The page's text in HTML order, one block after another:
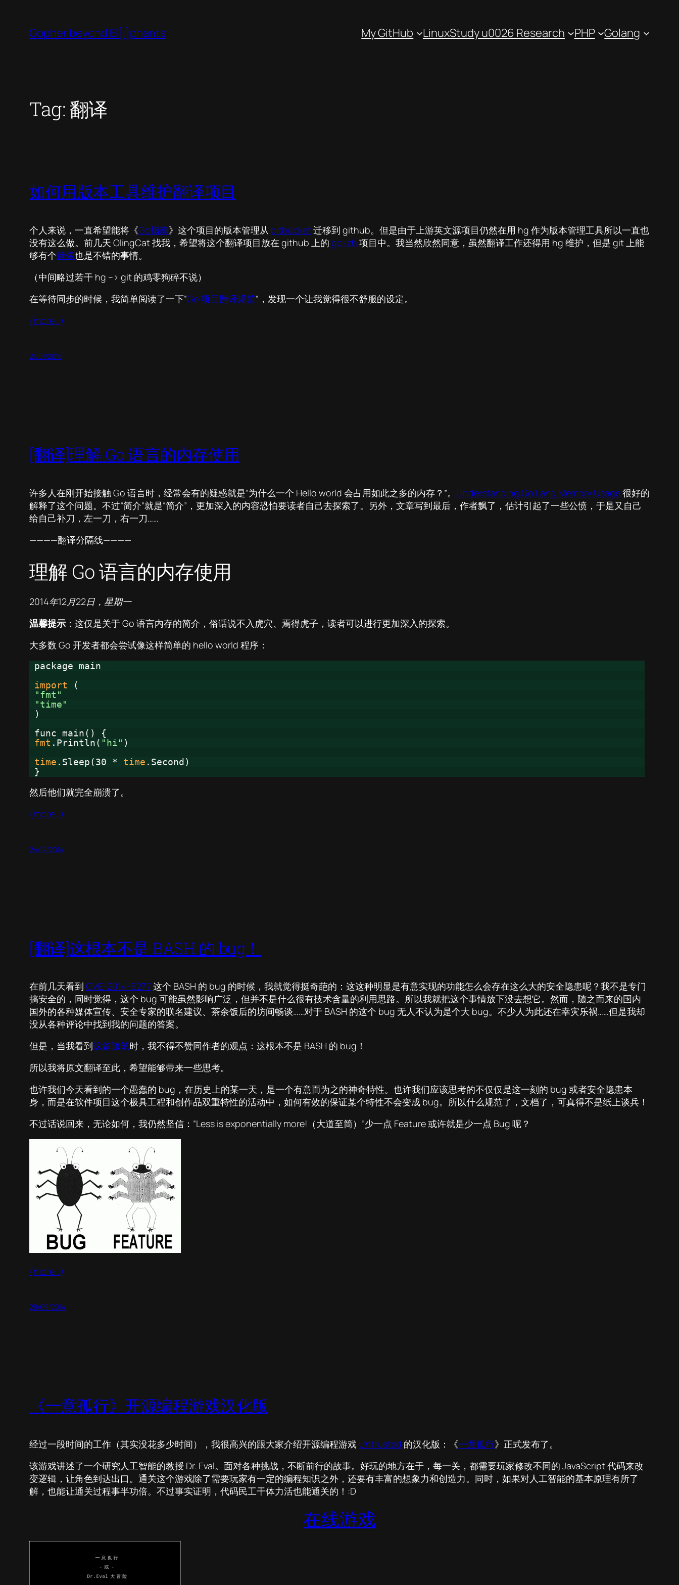
content
Gopher beyond El[i]phants My GitHub LinuxStudy u0026 Research PHP Golang
Tag: 翻译
如何用版本工具维护翻译项目
个人来说，一直希望能将《Go指南》这个项目的版本管理从 bitbucket迁移到 github。但是由于上游英文源项目仍然在用 hg 作为版本管理工具所以一直也
没有这么做。前几天 OlingCat 找我，希望将这个翻译项目放在 github 上的 go-zh 项目中。我当然欣然同意，虽然翻译工作还得用 hg 维护，但是 git 上能
够有个镜像也是不错的事情。
（中间略过若干 hg –> git 的鸡零狗碎不说）
在等待同步的时候，我简单阅读了一下“Go 项目翻译规范”，发现一个让我觉得很不舒服的设定。
(more…)
21/01/2015
[翻译]理解 Go 语言的内存使用
许多人在刚开始接触 Go 语言时，经常会有的疑惑就是“为什么一个 Hello world 会占用如此之多的内存？”。 Understanding Go Lang Memory Usage很好的
解释了这个问题。不过“简介”就是“简介”，更加深入的内容恐怕要读者自己去探索了。另外，文章写到最后，作者飘了，估计引起了一些公愤，于是又自己
给自己补刀，左一刀，右一刀……
————翻译分隔线————
理解 Go 语言的内存使用
2014年12月22日，星期一
温馨提示 ：这仅是关于 Go 语言内存的简介，俗话说不入虎穴、焉得虎子，读者可以进行更加深入的探索。
大多数 Go 开发者都会尝试像这样简单的 hello world 程序：
package main
import
(
"fmt"
"time"
)
func main() {
fmt .Println( "hi" )
time .Sleep(30 * time .Second)
}
然后他们就完全崩溃了。
(more…)
24/12/2014
[翻译]这根本不是 BASH 的 bug！
在前几天看到 CVE-2014-6277 这个 BASH 的 bug 的时候，我就觉得挺奇葩的：这这种明显是有意实现的功能怎么会存在这么大的安全隐患呢？我不是专门
搞安全的，同时觉得，这个 bug 可能虽然影响广泛，但并不是什么很有技术含量的利用思路。所以我就把这个事情放下没去想它。然而，随之而来的国内
国外的各种媒体宣传、安全专家的联名建议、茶余饭后的坊间畅谈……对于 BASH 的这个 bug 无人不认为是个大 bug。不少人为此还在幸灾乐祸……但是我却
没从各种评论中找到我的问题的答案。
但是，当我看到这篇随笔时，我不得不赞同作者的观点：这根本不是 BASH 的 bug！
所以我将原文翻译至此，希望能够带来一些思考。
也许我们今天看到的一个愚蠢的 bug，在历史上的某一天，是一个有意而为之的神奇特性。也许我们应该思考的不仅仅是这一刻的 bug 或者安全隐患本
身，而是在软件项目这个极具工程和创作品双重特性的活动中，如何有效的保证某个特性不会变成 bug。所以什么规范了，文档了，可真得不是纸上谈兵！
不过话说回来，无论如何，我仍然坚信：“Less is exponentially more!（大道至简）”少一点 Feature 或许就是少一点 Bug 呢？
(more…)
28/09/2014
《一意孤行》开源编程游戏汉化版
经过一段时间的工作（其实没花多少时间），我很高兴的跟大家介绍开源编程游戏 Untrusted 的汉化版：《一意孤行》正式发布了。
该游戏讲述了一个研究人工智能的教授 Dr. Eval。面对各种挑战，不断前行的故事。好玩的地方在于，每一关，都需要玩家修改不同的 JavaScript 代码来改
变逻辑，让角色到达出口。通关这个游戏除了需要玩家有一定的编程知识之外，还要有丰富的想象力和创造力。同时，如果对人工智能的基本原理有所了
解，也能让通关过程事半功倍。不过事实证明，代码民工干体力活也能通关的！:D
在线游戏